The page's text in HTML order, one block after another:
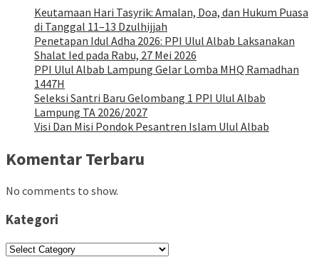
Keutamaan Hari Tasyrik: Amalan, Doa, dan Hukum Puasa
di Tanggal 11–13 Dzulhijjah
Penetapan Idul Adha 2026: PPI Ulul Albab Laksanakan
Shalat Ied pada Rabu, 27 Mei 2026
PPI Ulul Albab Lampung Gelar Lomba MHQ Ramadhan
1447H
Seleksi Santri Baru Gelombang 1 PPI Ulul Albab
Lampung TA 2026/2027
Visi Dan Misi Pondok Pesantren Islam Ulul Albab
Komentar Terbaru
No comments to show.
Kategori
Kategori